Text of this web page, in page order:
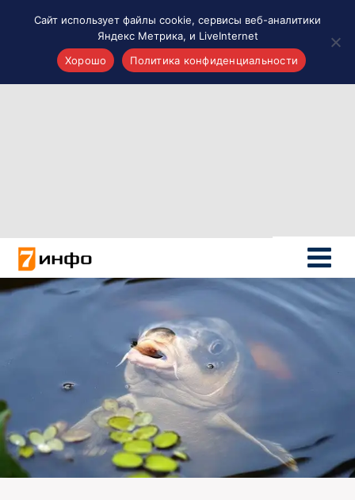
Новости России
Политика
Новости мира
Все материалы 7инфо
ПОИСК ПО САЙТУ
Сайт использует файлы cookie, сервисы веб-аналитики
Яндекс Метрика, и LiveInternet
Хорошо
Политика конфиденциальности